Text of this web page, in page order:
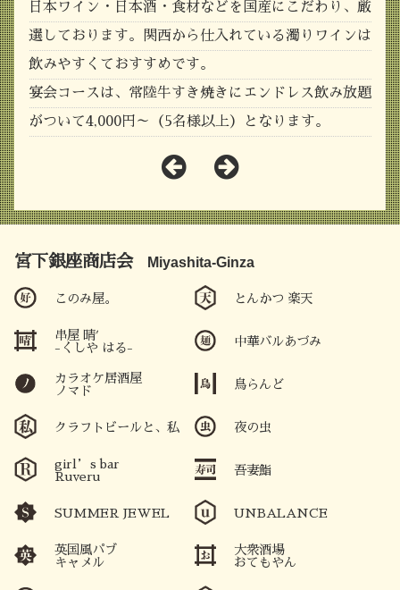
日本ワイン・日本酒・食材などを国産にこだわり、厳
選しております。関西から仕入れている濁りワインは
飲みやすくておすすめです。
宴会コースは、常陸牛すき焼きにエンドレス飲み放題
がついて4,000円～（5名様以上）となります。
宮下銀座商店会 Miyashita-Ginza
このみ屋。 とんかつ 楽天
串屋 晴′
-くしや はる-
中華バルあづみ
カラオケ居酒屋
ノマド
鳥らんど
クラフトビールと、私 夜の虫
girl’s bar
Ruveru
吾妻鮨
SUMMER JEWEL UNBALANCE
英国風パブ
キャメル
大衆酒場
おてもやん